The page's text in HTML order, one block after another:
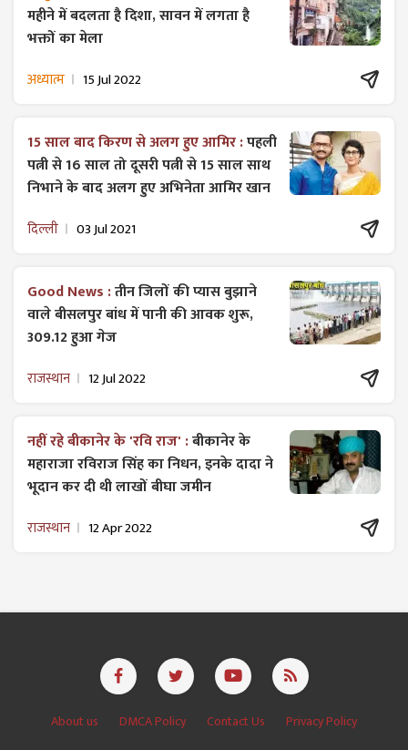
महीने में बदलता है दिशा, सावन में लगता है
भक्तों का मेला
अध्यात्म 15 Jul 2022
15 साल बाद किरण से अलग हुए आमिर :पहली
पत्नी से 16 साल तो दूसरी पत्नी से 15 साल साथ
निभाने के बाद अलग हुए अभिनेता आमिर खान
दिल्ली 03 Jul 2021
Good News :तीन जिलों की प्यास बुझाने
वाले बीसलपुर बांध में पानी की आवक शुरू,
309.12 हुआ गेज
राजस्थान 12 Jul 2022
नहीं रहे बीकानेर के 'रवि राज' :बीकानेर के
महाराजा रविराज सिंह का निधन, इनके दादा ने
भूदान कर दी थी लाखों बीघा जमीन
राजस्थान 12 Apr 2022
About us DMCA Policy Contact Us Privacy Policy